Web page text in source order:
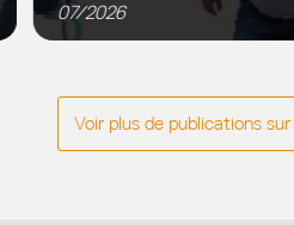
zone à faibles émissions-
de Strasbourg
07/2026
Voir plus de publications